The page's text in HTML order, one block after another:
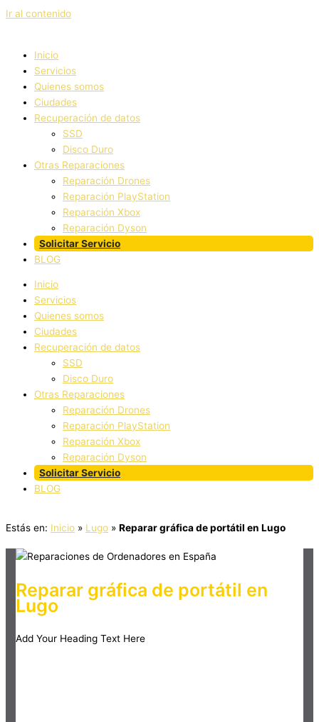
Ir al contenido
Inicio
Servicios
Quienes somos
Ciudades
Recuperación de datos
SSD
Disco Duro
Otras Reparaciones
Reparación Drones
Reparación PlayStation
Reparación Xbox
Reparación Dyson
Solicitar Servicio
BLOG
Inicio
Servicios
Quienes somos
Ciudades
Recuperación de datos
SSD
Disco Duro
Otras Reparaciones
Reparación Drones
Reparación PlayStation
Reparación Xbox
Reparación Dyson
Solicitar Servicio
BLOG
Estás en: Inicio » Lugo » Reparar gráfica de portátil en Lugo
Reparar gráfica de portátil en
Lugo
Add Your Heading Text Here